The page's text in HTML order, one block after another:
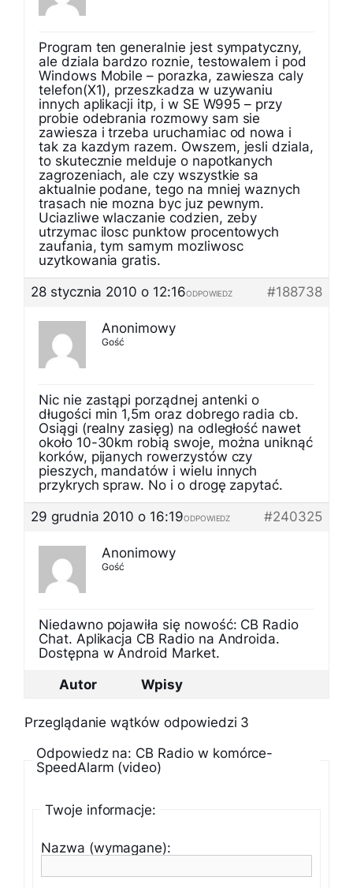
Program ten generalnie jest sympatyczny,
ale dziala bardzo roznie, testowalem i pod
Windows Mobile – porazka, zawiesza caly
telefon(X1), przeszkadza w uzywaniu
innych aplikacji itp, i w SE W995 – przy
probie odebrania rozmowy sam sie
zawiesza i trzeba uruchamiac od nowa i
tak za kazdym razem. Owszem, jesli dziala,
to skutecznie melduje o napotkanych
zagrozeniach, ale czy wszystkie sa
aktualnie podane, tego na mniej waznych
trasach nie mozna byc juz pewnym.
Uciazliwe wlaczanie codzien, zeby
utrzymac ilosc punktow procentowych
zaufania, tym samym mozliwosc
uzytkowania gratis.
28 stycznia 2010 o 12:16
#188738
ODPOWIEDZ
Anonimowy
Gość
Nic nie zastąpi porządnej antenki o
długości min 1,5m oraz dobrego radia cb.
Osiągi (realny zasięg) na odległość nawet
około 10-30km robią swoje, można uniknąć
korków, pijanych rowerzystów czy
pieszych, mandatów i wielu innych
przykrych spraw. No i o drogę zapytać.
29 grudnia 2010 o 16:19
#240325
ODPOWIEDZ
Anonimowy
Gość
Niedawno pojawiła się nowość: CB Radio
Chat. Aplikacja CB Radio na Androida.
Dostępna w Android Market.
Autor
Wpisy
Przeglądanie wątków odpowiedzi 3
Odpowiedz na: CB Radio w komórce-
SpeedAlarm (video)
Twoje informacje:
Nazwa (wymagane):